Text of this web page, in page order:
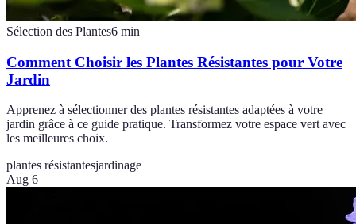
Sélection des Plantes6 min
Comment Choisir les Plantes Résistantes pour Votre
Jardin
Apprenez à sélectionner des plantes résistantes adaptées à votre
jardin grâce à ce guide pratique. Transformez votre espace vert avec
les meilleures choix.
plantes résistantesjardinage
Aug 6